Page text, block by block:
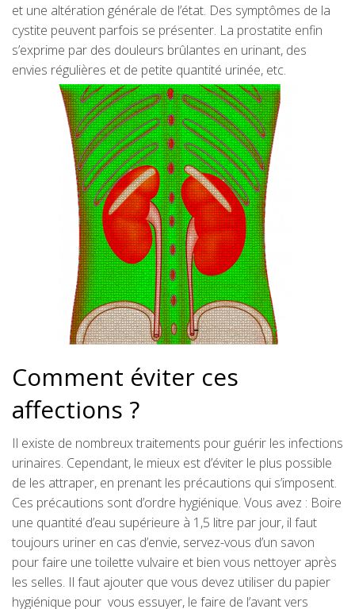
et une altération générale de l’état. Des symptômes de la
cystite peuvent parfois se présenter. La prostatite enfin
s’exprime par des douleurs brûlantes en urinant, des
envies régulières et de petite quantité urinée, etc.
Comment éviter ces
affections ?
Il existe de nombreux traitements pour guérir les infections
urinaires. Cependant, le mieux est d’éviter le plus possible
de les attraper, en prenant les précautions qui s’imposent.
Ces précautions sont d’ordre hygiénique. Vous avez : Boire
une quantité d’eau supérieure à 1,5 litre par jour, il faut
toujours uriner en cas d’envie, servez-vous d’un savon
pour faire une toilette vulvaire et bien vous nettoyer après
les selles. Il faut ajouter que vous devez utiliser du papier
hygiénique pour vous essuyer, le faire de l’avant vers